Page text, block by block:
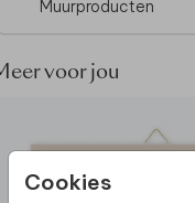
Cookies
tape gemakkelijk
Meer inspiratie?
Muurproducten
voor jou